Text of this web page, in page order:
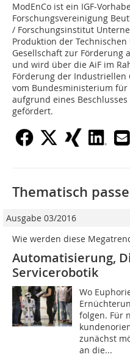
ModEnCo ist ein IGF-
Forschungsvereinigung
/ Forschungsinstitut
Produktion der
Gesellschaft zur Förderung
und wird über die AiF im
Förderung der Industriellen
vom Bundesministerium
aufgrund eines
gefördert.
Thematisch
Ausgabe 03/2016
Wie werden diese
Automatisierung,
Servicerobotik
Wo
folgen. Für
zunächst
an die...